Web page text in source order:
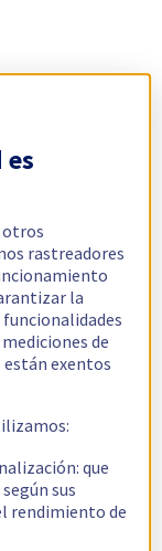
otros
rastreadores
la
de
están exentos
que
sus
rendimiento de